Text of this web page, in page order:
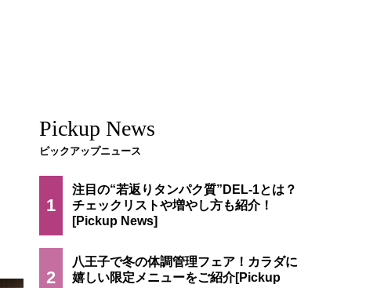
Pickup News
ピックアップニュース
1
注目の“若返りタンパク質”DEL-1とは？
チェックリストや増やし方も紹介！
2
八王子で冬の体調管理フェア！カラダに
嬉しい限定メニューをご紹介